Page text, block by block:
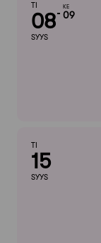
TI
08
SYYS
KE
09
TI
15
SYYS